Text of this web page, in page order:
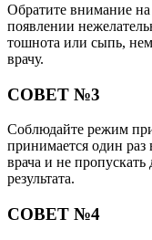
Обратите внимание
появлении
тошнота или сыпь,
врачу.
СОВЕТ №3
Соблюдайте режим
принимается один раз
врача и не
результата.
СОВЕТ №4